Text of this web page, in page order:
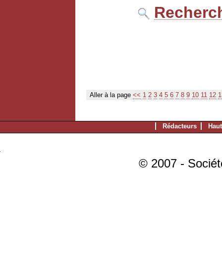
Aller à la page << 1 2 3 4 5 6 7 8 9 10 11 12
Rédacteurs
© 2007 -